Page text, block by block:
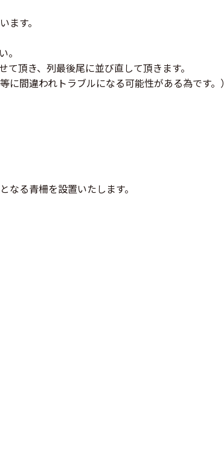
ます。
頂き、列最後尾に並び直して頂きます。
間違われトラブルになる可能性がある為です。）
る青柵を設置いたします。